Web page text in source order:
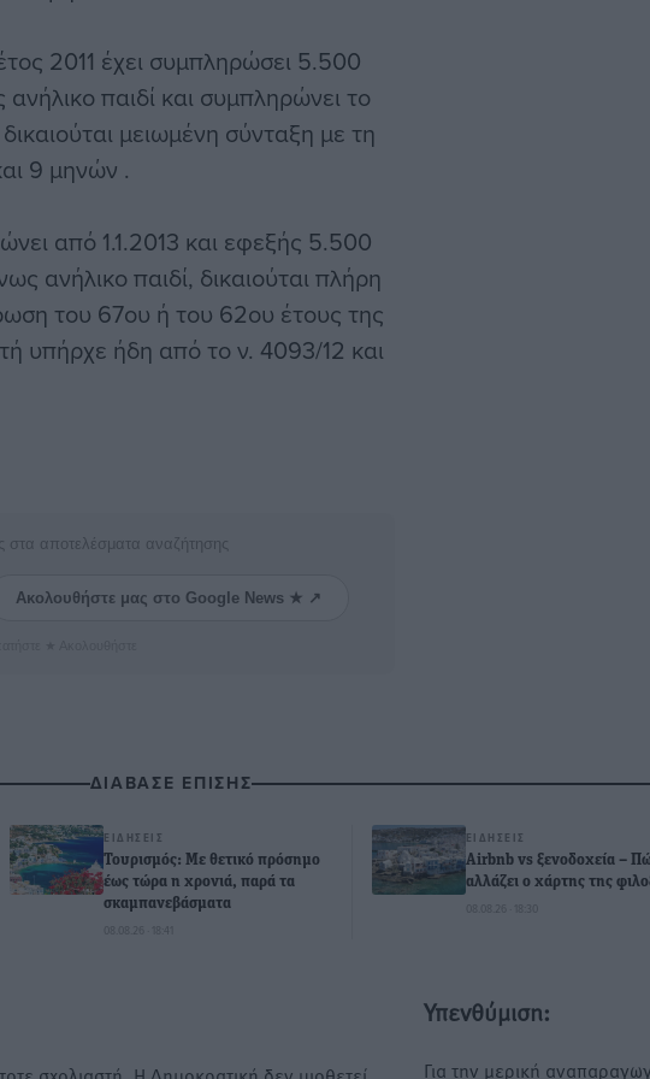
2011 έχει συμπληρώσει 5.500
παιδί και συμπληρώνει το
μειωμένη σύνταξη με τη
9 μηνών .
από 1.1.2013 και εφεξής 5.500
ανήλικο παιδί, δικαιούται πλήρη
του 67ου ή του 62ου έτους της
υπήρχε ήδη από το ν. 4093/12 και
στα αποτελέσματα αναζήτησης
Ακολουθήστε μας στο Google News ★ ↗
ΔΙΑΒΑΣΕ ΕΠΙΣΗΣ
ΕΙΔΉΣΕΙΣ
Τουρισμός: Με θετικό πρόσημο
έως τώρα η χρονιά, παρά τα
σκαμπανεβάσματα
08.08.26 · 18:41
ΕΙΔΉΣΕΙΣ
Airbnb vs ξενοδοχεία –
αλλάζει ο χάρτης της
08.08.26 · 18:30
Υπενθύμιση:
Για την μερική